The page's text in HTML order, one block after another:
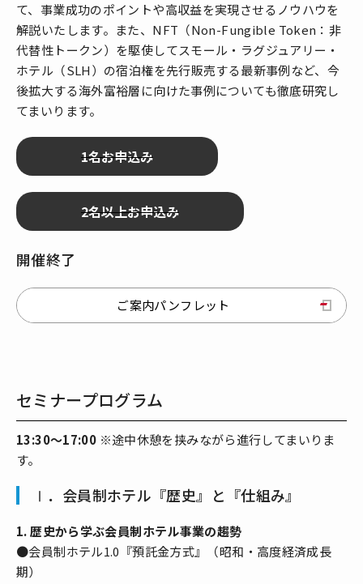
て、事業成功のポイントや高収益を実現させるノウハウを
解説いたします。また、NFT（Non-Fungible Token：非
代替性トークン）を駆使してスモール・ラグジュアリー・
ホテル（SLH）の宿泊権を先行販売する最新事例など、今
後拡大する海外富裕層に向けた事例についても徹底研究し
てまいります。
開催終了
ご案内パンフレット
セミナープログラム
13:30～17:00 ※途中休憩を挟みながら進行してまいりま
す。
Ⅰ．会員制ホテル『歴史』と『仕組み』
1. 歴史から学ぶ会員制ホテル事業の趨勢
●会員制ホテル1.0『預託金方式』（昭和・高度経済成長
期）